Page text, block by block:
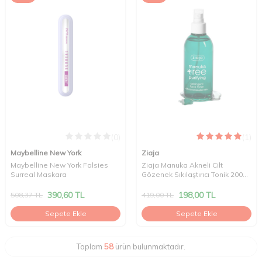
Maybelline New York
Maybelline New York Falsies
Surreal Maskara
508,37TL 390,60TL
Sepete Ekle
Ziaja
Ziaja Manuka Akneli Cilt
Gözenek Sıkılaştırıcı Tonik 200
419,00TL 198,00TL
Sepete Ekle
Toplam 58ürün bulunmaktadır.